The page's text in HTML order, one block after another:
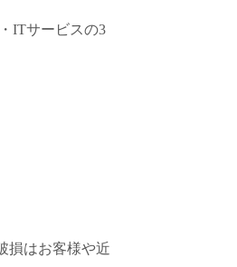
ITサービスの3
損はお客様や近